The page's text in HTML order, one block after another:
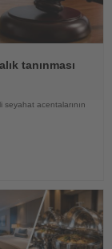
tanınması
seyahat acentalarının